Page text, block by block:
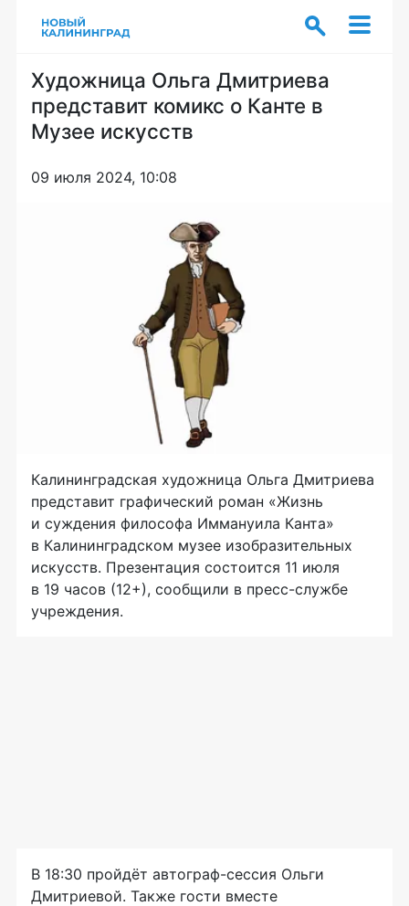
Художница Ольга Дмитриева
представит комикс о Канте в
Музее искусств
09 июля 2024, 10:08
Калининградская художница Ольга Дмитриева
представит графический роман «Жизнь
и суждения философа Иммануила Канта»
в Калининградском музее изобразительных
искусств. Презентация состоится 11 июля
в 19 часов (12+), сообщили в пресс-службе
учреждения.
В 18:30 пройдёт автограф-сессия Ольги
Дмитриевой. Также гости вместе